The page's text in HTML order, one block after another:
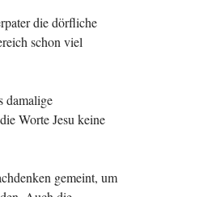
die dörfliche
schon viel
damalige
Worte Jesu keine
gemeint, um